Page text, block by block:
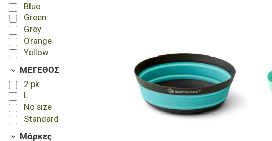
Blue
Green
Grey
Orange
Yellow
ΜΕΓΕΘΟΣ
2 pk
L
No size
Standard
Μάρκες